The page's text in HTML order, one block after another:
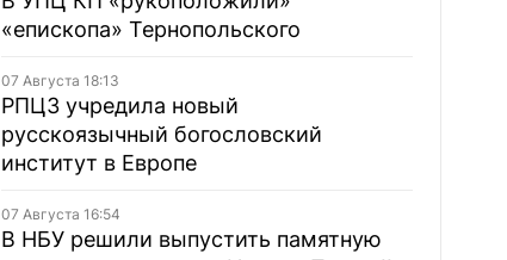
«епископа» Тернопольского
07 Августа 18:13
РПЦЗ учредила новый
русскоязычный богословский
институт в Европе
07 Августа 16:54
В НБУ решили выпустить памятную